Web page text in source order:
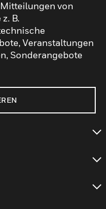
von
B.
Veranstaltungen
Sonderangebote